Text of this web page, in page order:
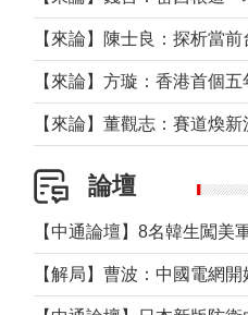
【來論】董觀志：賽道煥
論壇